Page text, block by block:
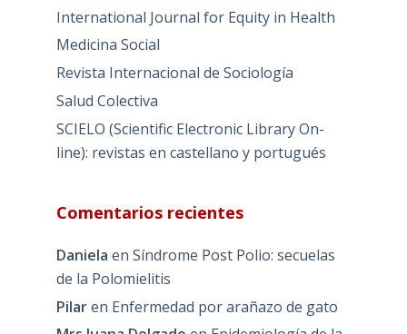
International Journal for Equity in Health
Medicina Social
Revista Internacional de Sociología
Salud Colectiva
SCIELO (Scientific Electronic Library On-
line): revistas en castellano y portugués
Comentarios recientes
Daniela en Síndrome Post Polio: secuelas
de la Polomielitis
Pilaren Enfermedad por arañazo de gato